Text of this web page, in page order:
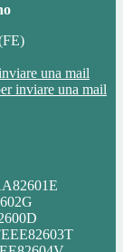
una mail
inviare una mail